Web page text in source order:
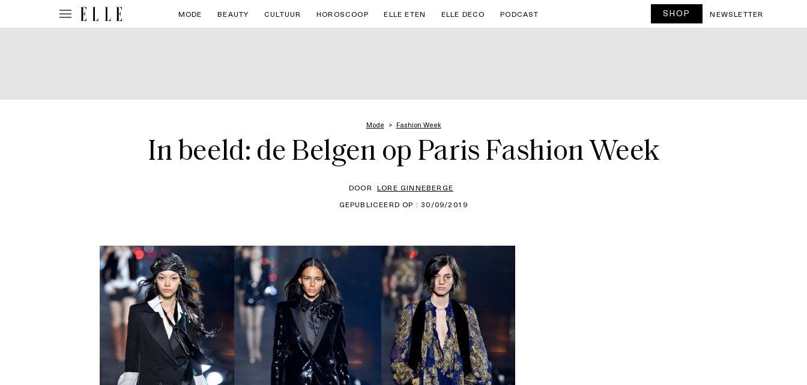
MODE BEAUTY CULTUUR HOROSCOOP ELLE ETEN ELLE DECO PODCAST SHOP NEWSLETTER
Mode Fashion Week
In beeld: de Belgen op Paris Fashion Week
DOOR LORE GINNEBERGE
GEPUBLICEERD OP : 30/09/2019